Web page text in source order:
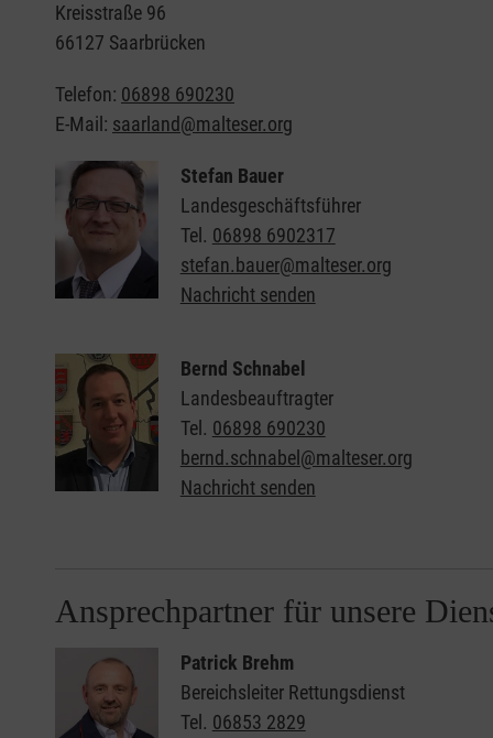
Kreisstraße 96
66127 Saarbrücken
Telefon: 06898 690230
E-Mail: saarland@malteser.org
Stefan Bauer
Landesgeschäftsführer
Tel. 06898 6902317
stefan.bauer@malteser.org
Nachricht senden
Bernd Schnabel
Landesbeauftragter
Tel. 06898 690230
bernd.schnabel@malteser.org
Nachricht senden
Ansprechpartner für unsere
Patrick Brehm
Bereichsleiter Rettungsdienst
Tel. 06853 2829